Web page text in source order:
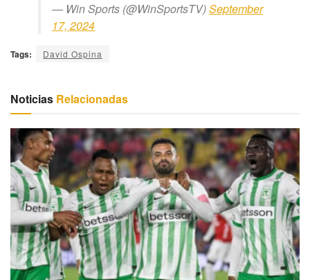
— Win Sports (@WinSportsTV)September
17, 2024
Tags: David Ospina
Noticias Relacionadas